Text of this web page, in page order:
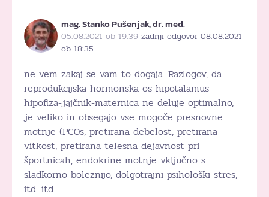
mag. Stanko Pušenjak, dr. med.
05.08.2021 ob 19:39 zadnji odgovor 08.08.2021
ob 18:35
ne vem zakaj se vam to dogaja. Razlogov, da
reprodukcijska hormonska os hipotalamus-
hipofiza-jajčnik-maternica ne deluje optimalno,
je veliko in obsegajo vse mogoče presnovne
motnje (PCOs, pretirana debelost, pretirana
vitkost, pretirana telesna dejavnost pri
športnicah, endokrine motnje vključno s
sladkorno boleznijo, dolgotrajni psihološki stres,
itd. itd.